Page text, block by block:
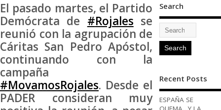
El pasado martes, el Partido
Demócrata de ‪#‎Rojales‬ se
reunió con la agrupación de
Cáritas San Pedro Apóstol,
continuando con la
campaña
‪#‎MovamosRojales‬. Desde el
PADER consideran muy
Search
Recent Posts
ESPAÑA SE